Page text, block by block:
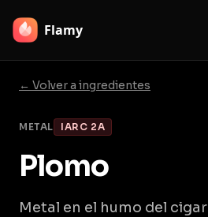
Flamy
← Volver a ingredientes
METAL IARC 2A
Plomo
Metal en el humo del